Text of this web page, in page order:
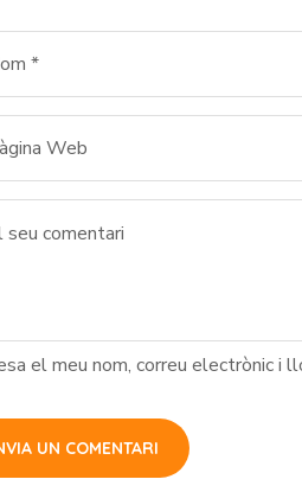
el meu nom, correu electrònic i